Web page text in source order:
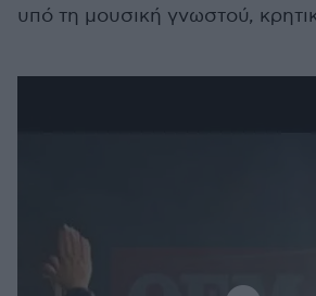
υπό τη μουσική γνωστού,